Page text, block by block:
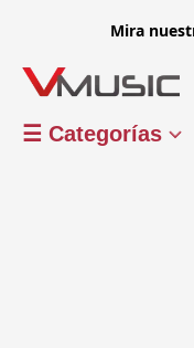
Mira
☰ Categorías